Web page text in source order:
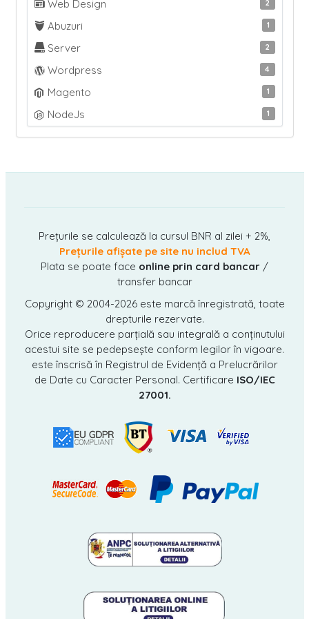
2
Web Design
1
Abuzuri
2
Server
4
Wordpress
1
Magento
1
NodeJs
Prețurile se calculează la cursul BNR al zilei + 2%,
Prețurile afișate pe site nu includ TVA
Plata se poate face online prin card bancar /
transfer bancar
Copyright © 2004-2026 este marcă înregistrată, toate
drepturile rezervate.
Orice reproducere parțială sau integrală a conținutului
acestui site se pedepsește conform legilor în vigoare.
este înscrisă în Registrul de Evidență a Prelucrărilor
de Date cu Caracter Personal. Certificare ISO/IEC
27001.